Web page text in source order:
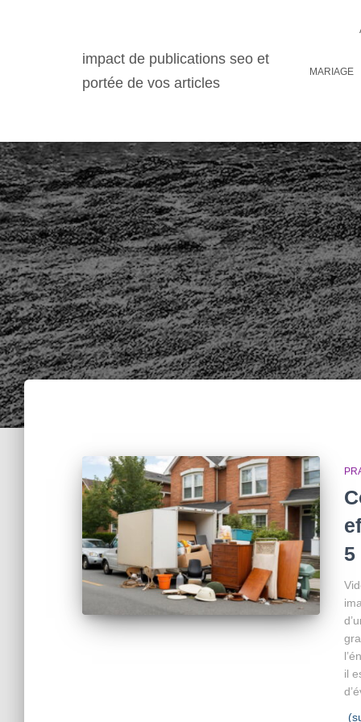
impact de publications seo et
portée de vos articles
MARIAGE
5
il